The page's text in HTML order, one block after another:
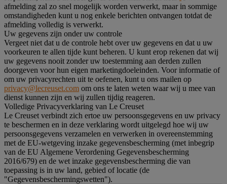
afmelding zal zo snel mogelijk worden verwerkt, maar in sommige
omstandigheden kunt u nog enkele berichten ontvangen totdat de
afmelding volledig is verwerkt.
Uw gegevens zijn onder uw controle
Vergeet niet dat u de controle hebt over uw gegevens en dat u uw
voorkeuren te allen tijde kunt beheren. U kunt erop rekenen dat wij
uw gegevens nooit zonder uw toestemming aan derden zullen
doorgeven voor hun eigen marketingdoeleinden. Voor informatie of
om uw privacyrechten uit te oefenen, kunt u ons mailen op
privacy@lecreuset.com om ons te laten weten waar wij u mee van
dienst kunnen zijn en wij zullen tijdig reageren.
Volledige Privacyverklaring van Le Creuset
Le Creuset verbindt zich ertoe uw persoonsgegevens en uw privacy
te beschermen en in deze verklaring wordt uitgelegd hoe wij uw
persoonsgegevens verzamelen en verwerken in overeenstemming
met de EU-wetgeving inzake gegevensbescherming (met inbegrip
van de EU Algemene Verordening Gegevensbescherming
2016/679) en de wet inzake gegevensbescherming die van
toepassing is in uw land, gebied of locatie (de
"Gegevensbeschermingswetten").